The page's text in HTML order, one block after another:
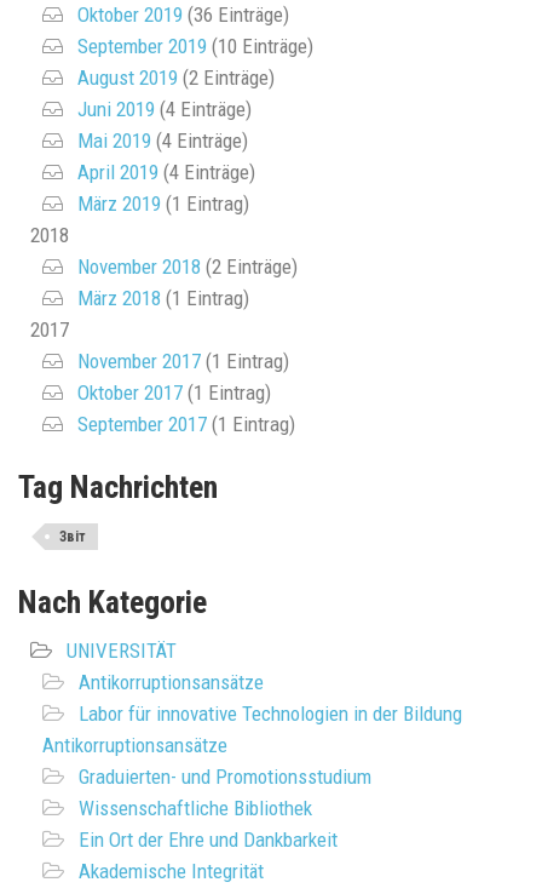
Oktober 2019 (36 Einträge)
September 2019 (10 Einträge)
August 2019 (2 Einträge)
Juni 2019 (4 Einträge)
Mai 2019 (4 Einträge)
April 2019 (4 Einträge)
März 2019 (1 Eintrag)
2018
November 2018 (2 Einträge)
März 2018 (1 Eintrag)
2017
November 2017 (1 Eintrag)
Oktober 2017 (1 Eintrag)
September 2017 (1 Eintrag)
Tag Nachrichten
Звіт
Nach Kategorie
UNIVERSITÄT
Antikorruptionsansätze
Labor für innovative Technologien in der Bildung
Antikorruptionsansätze
Graduierten- und Promotionsstudium
Wissenschaftliche Bibliothek
Ein Ort der Ehre und Dankbarkeit
Akademische Integrität